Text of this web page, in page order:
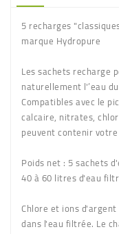
5 recharges
marque Hydropure
Les sachets recharge
naturellement l'’eau
Compatibles avec le
calcaire, nitrates,
peuvent contenir votre
Poids net : 5 sachets
40 à 60 litres d'eau
Chlore et ions
dans l'eau filtrée. Le